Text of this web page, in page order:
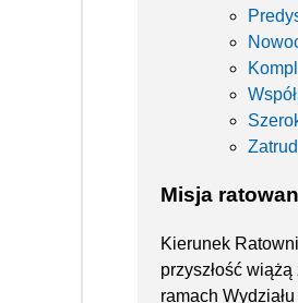
Misja
Kierunek
przyszłość
ramach